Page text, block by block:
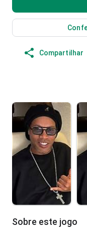
Compartilhar
Sobre este jogo